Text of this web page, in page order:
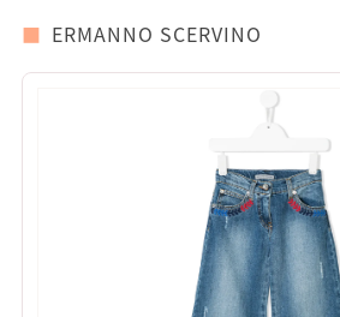
ERMANNO SCERVINO